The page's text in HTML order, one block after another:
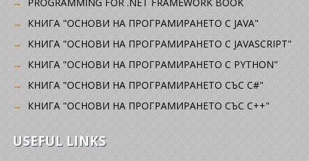
КНИГА "ОСНОВИ НА ПРОГРАМИРАНЕТО С JAVA"
КНИГА "ОСНОВИ НА ПРОГРАМИРАНЕТО С JAVASCRIPT"
КНИГА "ОСНОВИ НА ПРОГРАМИРАНЕТО С PYTHON"
КНИГА "ОСНОВИ НА ПРОГРАМИРАНЕТО СЪС C#"
КНИГА "ОСНОВИ НА ПРОГРАМИРАНЕТО СЪС C++"
USEFUL LINKS